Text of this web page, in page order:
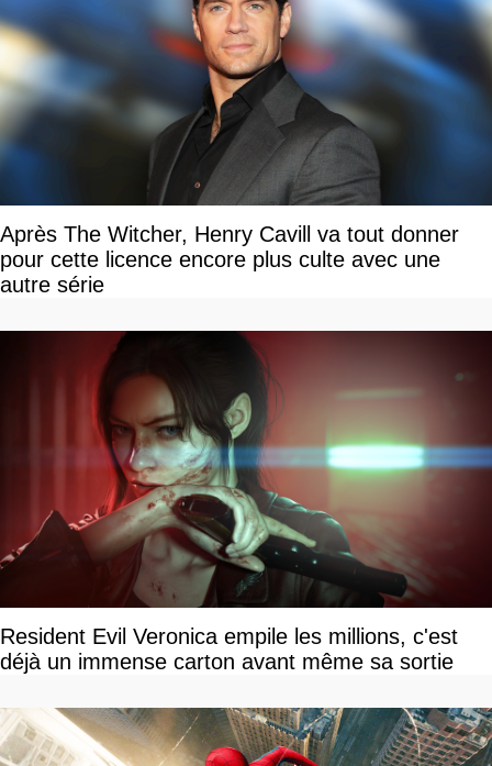
Après The Witcher, Henry Cavill va tout donner
pour cette licence encore plus culte avec une
autre série
Resident Evil Veronica empile les millions, c'est
déjà un immense carton avant même sa sortie